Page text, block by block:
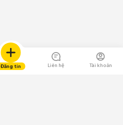
Đăng tin Liên hệ Tài khoản